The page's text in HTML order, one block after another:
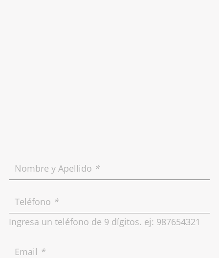
Nombre y Apellido *
Teléfono *
Ingresa un teléfono de 9 dígitos. ej: 987654321
Email *